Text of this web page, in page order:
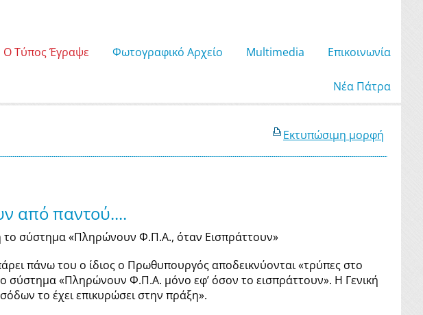
Ο Τύπος Έγραψε Φωτογραφικό Αρχείο Μultimedia Επικοινωνία
Νέα Πάτρα
Εκτυπώσιμη μορφή
από παντού....
το σύστημα «Πληρώνουν Φ.Π.Α., όταν Εισπράττουν»
πάνω του ο ίδιος ο Πρωθυπουργός αποδεικνύονται «τρύπες στο
σύστημα «Πληρώνουν Φ.Π.Α. μόνο εφ’ όσον το εισπράττουν». Η Γενική
το έχει επικυρώσει στην πράξη».